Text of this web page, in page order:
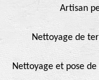
Artisan
Nettoyage de
Nettoyage et pose